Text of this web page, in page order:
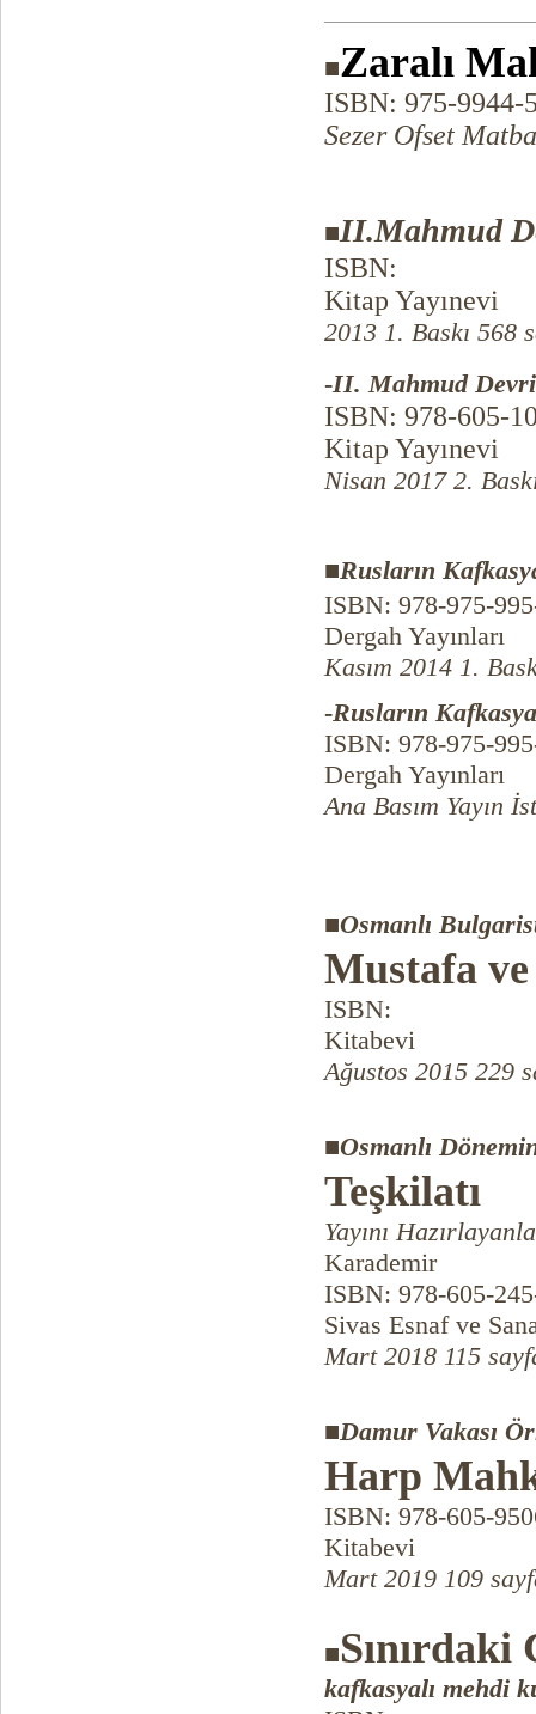
■Zaralı
ISBN: 975-9944-
Sezer Ofset
■II.Mahmud
ISBN:
Kitap Yayınevi
2013 1. Baskı 568
-II. Mahmud
ISBN: 978-605-
Kitap Yayınevi
Nisan 2017 2.
■Rusların
ISBN: 978-975-
Dergah Yayınları
Kasım 2014 1.
-Rusların
ISBN: 978-975-
Dergah Yayınları
Ana Basım Yayın
■Osmanlı
Mustafa
ISBN:
Kitabevi
Ağustos 2015 229
■Osmanlı
Teşkilatı
Yayını
Karademir
ISBN: 978-605-
Sivas Esnaf ve
Mart 2018 115
■Damur Vakası
Harp
ISBN: 978-605-
Kitabevi
Mart 2019 109
■Sınırdaki
kafkasyalı mehdi